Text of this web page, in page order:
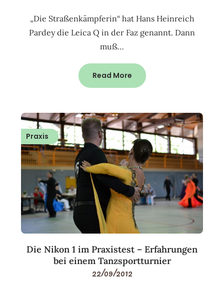
„Die Straßenkämpferin“ hat Hans Heinreich
Pardey die Leica Q in der Faz genannt. Dann
muß…
Read More
Praxis
Die Nikon 1 im Praxistest – Erfahrungen
bei einem Tanzsportturnier
22/09/2012